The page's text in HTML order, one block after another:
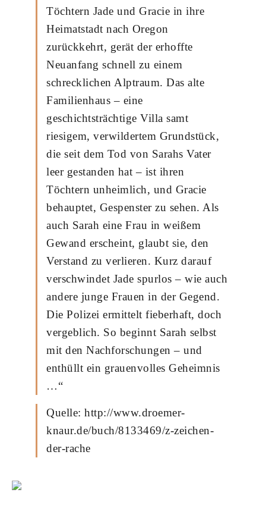
Töchtern Jade und Gracie in ihre
Heimatstadt nach Oregon
zurückkehrt, gerät der erhoffte
Neuanfang schnell zu einem
schrecklichen Alptraum. Das alte
Familienhaus – eine
geschichtsträchtige Villa samt
riesigem, verwildertem Grundstück,
die seit dem Tod von Sarahs Vater
leer gestanden hat – ist ihren
Töchtern unheimlich, und Gracie
behauptet, Gespenster zu sehen. Als
auch Sarah eine Frau in weißem
Gewand erscheint, glaubt sie, den
Verstand zu verlieren. Kurz darauf
verschwindet Jade spurlos – wie auch
andere junge Frauen in der Gegend.
Die Polizei ermittelt fieberhaft, doch
vergeblich. So beginnt Sarah selbst
mit den Nachforschungen – und
enthüllt ein grauenvolles Geheimnis
…“
Quelle: http://www.droemer-
knaur.de/buch/8133469/z-zeichen-
der-rache